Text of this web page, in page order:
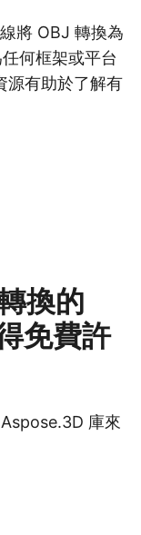
將 OBJ 轉換為
何框架或平台
源有助於了解有
換的
免費許
庫來